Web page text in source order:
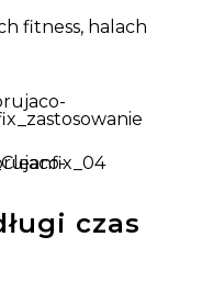
fitness, halach
czas